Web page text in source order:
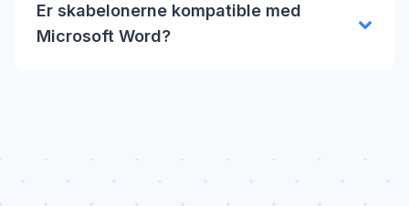
Er skabelonerne kompatible med
Microsoft Word?